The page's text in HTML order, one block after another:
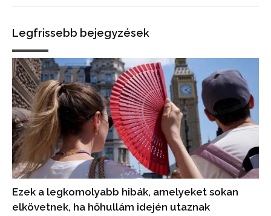
Legfrissebb bejegyzések
Ezek a legkomolyabb hibák, amelyeket sokan
elkövetnek, ha hőhullám idején utaznak